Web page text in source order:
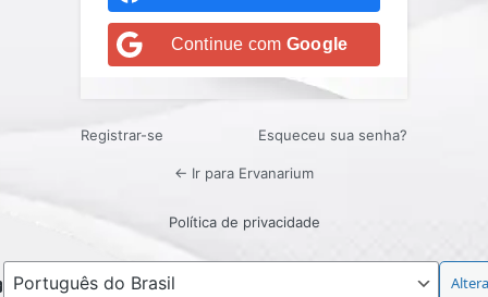
Continue com Google
Registrar-se Esqueceu sua senha?
← Ir para Ervanarium
Política de privacidade
Idioma